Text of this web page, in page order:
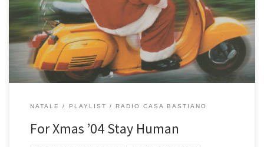
Montese. Una prima ristrutturazione di Casa Bastiano ci permise di
iniziare a pensare di vivere lì stabilmente e l’inizio di un nuovo
lavoro per me segnò in maniera indelebile […]
NATALE PLAYLIST RADIO CASA BASTIANO
For Xmas ’04 Stay Human